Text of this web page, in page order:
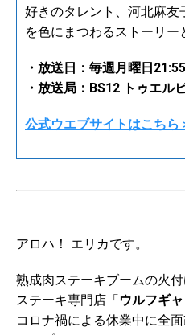
好きのタレント、河北麻友
を色にまつわるストーリー
・放送日：毎週月曜日
・放送局：BS12 トゥエル
公式ウエブサイトはこちら
アロハ！ エリカです。
熟成肉ステーキブームの火
ステーキ専門店「ウルフギ
コロナ禍による休業中に全